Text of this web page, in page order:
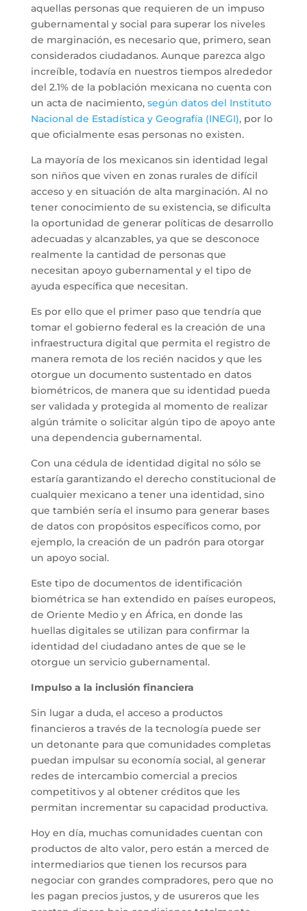
aquellas personas que requieren de un impuso
gubernamental y social para superar los niveles
de marginación, es necesario que, primero, sean
considerados ciudadanos. Aunque parezca algo
increíble, todavía en nuestros tiempos alrededor
del 2.1% de la población mexicana no cuenta con
un acta de nacimiento, según datos del Instituto
Nacional de Estadística y Geografía (INEGI), por lo
que oficialmente esas personas no existen.
La mayoría de los mexicanos sin identidad legal
son niños que viven en zonas rurales de difícil
acceso y en situación de alta marginación. Al no
tener conocimiento de su existencia, se dificulta
la oportunidad de generar políticas de desarrollo
adecuadas y alcanzables, ya que se desconoce
realmente la cantidad de personas que
necesitan apoyo gubernamental y el tipo de
ayuda específica que necesitan.
Es por ello que el primer paso que tendría que
tomar el gobierno federal es la creación de una
infraestructura digital que permita el registro de
manera remota de los recién nacidos y que les
otorgue un documento sustentado en datos
biométricos, de manera que su identidad pueda
ser validada y protegida al momento de realizar
algún trámite o solicitar algún tipo de apoyo ante
una dependencia gubernamental.
Con una cédula de identidad digital no sólo se
estaría garantizando el derecho constitucional de
cualquier mexicano a tener una identidad, sino
que también sería el insumo para generar bases
de datos con propósitos específicos como, por
ejemplo, la creación de un padrón para otorgar
un apoyo social.
Este tipo de documentos de identificación
biométrica se han extendido en países europeos,
de Oriente Medio y en África, en donde las
huellas digitales se utilizan para confirmar la
identidad del ciudadano antes de que se le
otorgue un servicio gubernamental.
Impulso a la inclusión financiera
Sin lugar a duda, el acceso a productos
financieros a través de la tecnología puede ser
un detonante para que comunidades completas
puedan impulsar su economía social, al generar
redes de intercambio comercial a precios
competitivos y al obtener créditos que les
permitan incrementar su capacidad productiva.
Hoy en día, muchas comunidades cuentan con
productos de alto valor, pero están a merced de
intermediarios que tienen los recursos para
negociar con grandes compradores, pero que no
les pagan precios justos, y de usureros que les